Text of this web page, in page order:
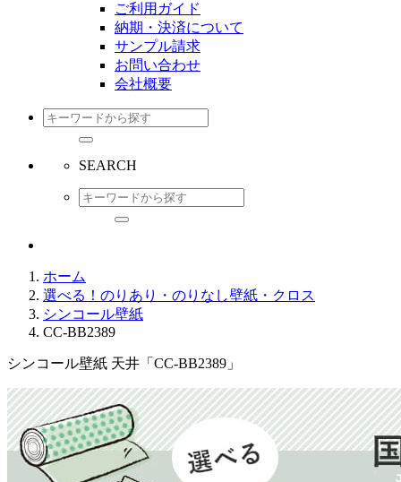
ご利用ガイド
納期・決済について
サンプル請求
お問い合わせ
会社概要
SEARCH
ホーム
選べる！のりあり・のりなし壁紙・クロス
シンコール壁紙
CC-BB2389
シンコール壁紙 天井「CC-BB2389」